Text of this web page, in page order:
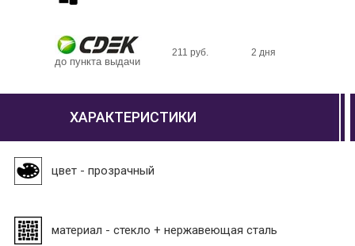
до пункта выдачи
211 руб. 2 дня
ХАРАКТЕРИСТИКИ
цвет - прозрачный
материал - стекло + нержавеющая сталь